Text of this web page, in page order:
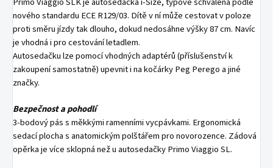
nového standardu ECE R129/03. Dítě v ní může cestovat v poloze
proti směru jízdy tak dlouho, dokud nedosáhne výšky 87 cm. Navíc
je vhodná i pro cestování letadlem.
Autosedačku lze pomocí vhodných adaptérů (příslušenství k
zakoupení samostatně) upevnit i na kočárky Peg Perego a jiné
značky.
Bezpečnost a pohodlí
3-bodový pás s měkkými ramenními vycpávkami. Ergonomická
sedací plocha s anatomickým polštářem pro novorozence. Zádová
opěrka je více sklopná než u autosedačky Primo Viaggio SL.